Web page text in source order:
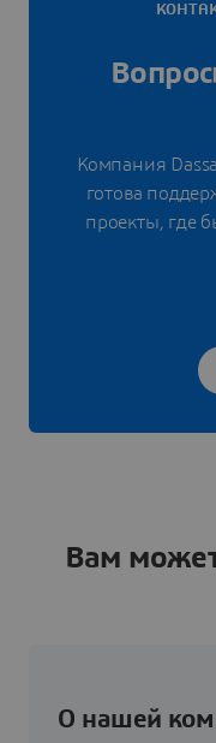
Компания
готова
проекты, где
Вам
О нашей